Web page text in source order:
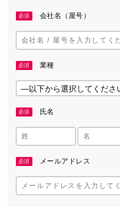
必須 会社名（屋号）
必須 業種
必須 氏名
必須 メールアドレス